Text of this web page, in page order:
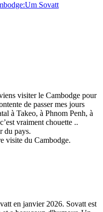
Sovatt
visiter le Cambodge pour
de passer mes jours
à Takeo, à Phnom Penh, à
vraiment chouette ..
du pays.
visite du Cambodge.
en janvier 2026. Sovatt est